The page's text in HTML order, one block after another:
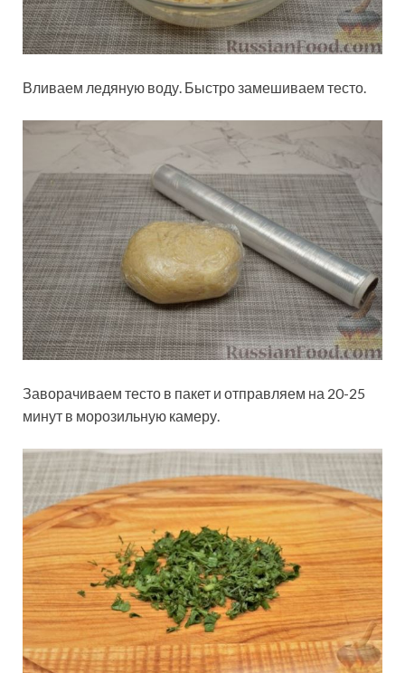
Вливаем ледяную воду. Быстро замешиваем тесто.
Заворачиваем тесто в пакет и отправляем на 20-25
минут в морозильную камеру.